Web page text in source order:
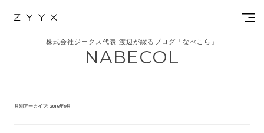
株式会社ジークス代表 渡辺が綴るブログ「なべこら」
NABECOL
月別アーカイブ: 2016年9月